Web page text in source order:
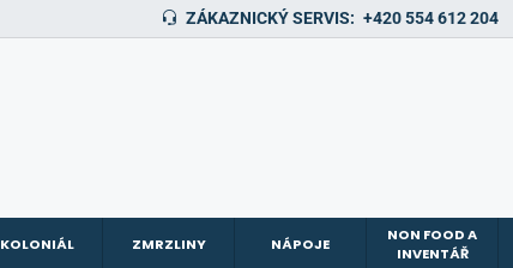
ZÁKAZNICKÝ SERVIS: +420 554 612 204
KOLONIÁL ZMRZLINY NÁPOJE
NON FOOD A
INVENTÁŘ